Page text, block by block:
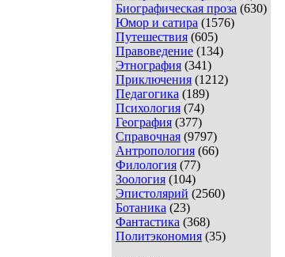
Биографическая проза (630)
Юмор и сатира (1576)
Путешествия (605)
Правоведение (134)
Этнография (341)
Приключения (1212)
Педагогика (189)
Психология (74)
География (377)
Справочная (9797)
Антропология (66)
Филология (77)
Зоология (104)
Эпистолярий (2560)
Ботаника (23)
Фантастика (368)
Политэкономия (35)